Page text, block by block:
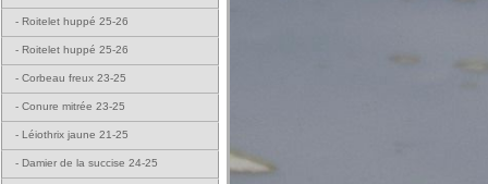
- Roitelet huppé 25-26
- Roitelet huppé 25-26
- Corbeau freux 23-25
- Conure mitrée 23-25
- Léiothrix jaune 21-25
- Damier de la succise 24-25